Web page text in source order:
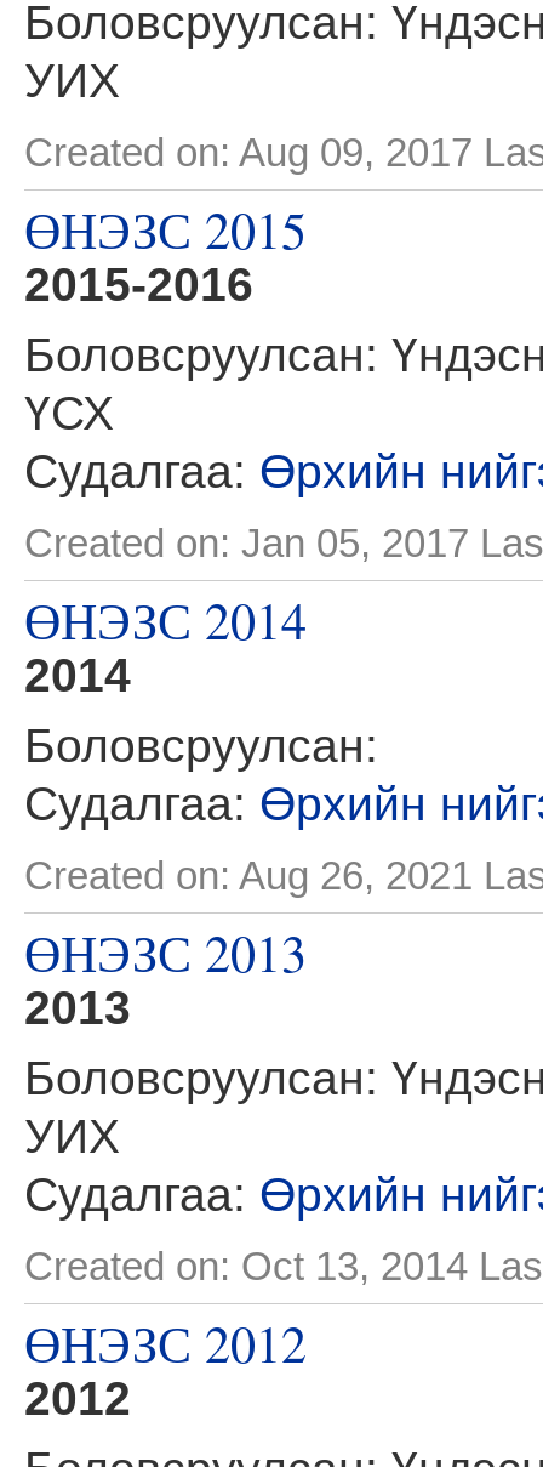
Боловсруулсан:
УИХ
Created on: Aug 09, 2017
ӨНЭЗС 2015
2015-2016
Боловсруулсан:
ҮСХ
Судалгаа: Өрхийн
Created on: Jan 05, 2017
ӨНЭЗС 2014
2014
Боловсруулсан:
Судалгаа: Өрхийн
Created on: Aug 26, 2021
ӨНЭЗС 2013
2013
Боловсруулсан:
УИХ
Судалгаа: Өрхийн
Created on: Oct 13, 2014
ӨНЭЗС 2012
2012